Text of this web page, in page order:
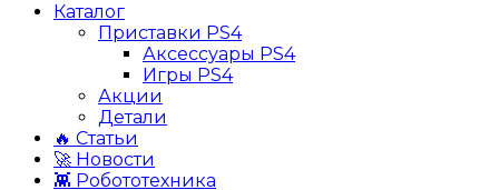
Каталог
Приставки PS4
Аксессуары PS4
Игры PS4
Акции
Детали
🔥 Статьи
🚀 Новости
👾 Робототехника